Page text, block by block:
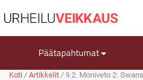
Päätapahtumat
Koti / Artikkelit / 9.2. Moniveto 2: